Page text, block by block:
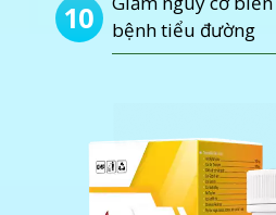
10
bệnh tiểu đường